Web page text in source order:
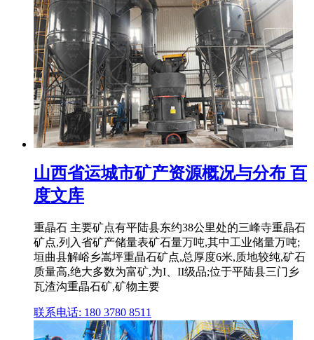
山西省运城市矿产资源概况与分布 百
度文库
重晶石 主要矿点有平陆县东约38公里处的三峰寺重晶石
矿点,列入省矿产储量表矿石量万吨,其中工业储量万吨;
垣曲县解峪乡嵩坪重晶石矿点,总厚度6米,质地较纯,矿石
质量高,绝大多数为富矿,为I、II级品;位于平陆县三门乡
瓦渣沟重晶石矿,矿物主要
联系电话: 180 3780 8511